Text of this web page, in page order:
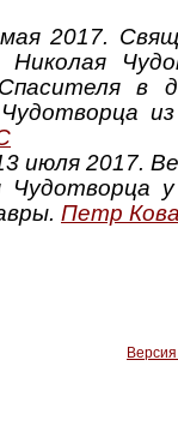
2017.
в
июля 2017.
у
Петр